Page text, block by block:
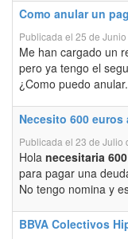
Como anular un
Publicada el 25 de Junio
Me han cargado un
pero ya tengo el
¿Como puedo
Necesito 600
Publicada el 23 de Julio
Hola necesitaria
para pagar una
No tengo nomina y
BBVA Colectivos